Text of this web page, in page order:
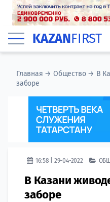
KAZANFIRST
Главная →Общество→ В
заборе
16:58 | 29-04-2022
В Казани
заборе